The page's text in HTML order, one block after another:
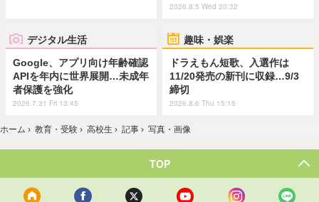
2026.8.5 Wed 20:32
デジタル生活
Google、アプリ向け年齢確認
APIを年内に世界展開…未成年
者保護を強化
2026.7.31 Fri 13:45
趣味・娯楽
ドラえもん短歌、入選作は
11/20発売の新刊に収録…9/3
締切
2026.8.6 Thu 15:15
ホーム › 教育・受験 › 高校生 › 記事 › 写真・画像
TOP